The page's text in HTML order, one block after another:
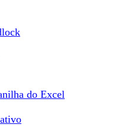
do Excel